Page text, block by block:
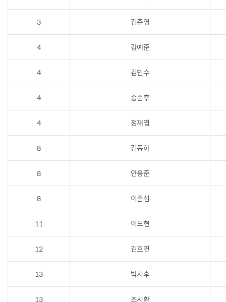
3 김준영
4 강예준
4 김민수
4 송준후
4 정재엽
8 김동하
8 안용준
8 이준섭
11 이도현
12 김호연
13 박시후
13 조시환